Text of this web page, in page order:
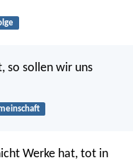
so sollen wir uns
Werke hat, tot in